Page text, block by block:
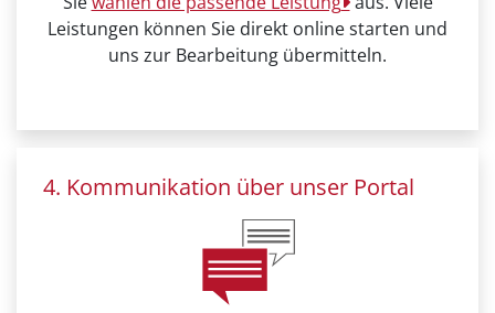
Leistungen können Sie direkt online starten und
uns zur Bearbeitung übermitteln.
4. Kommunikation über unser Portal